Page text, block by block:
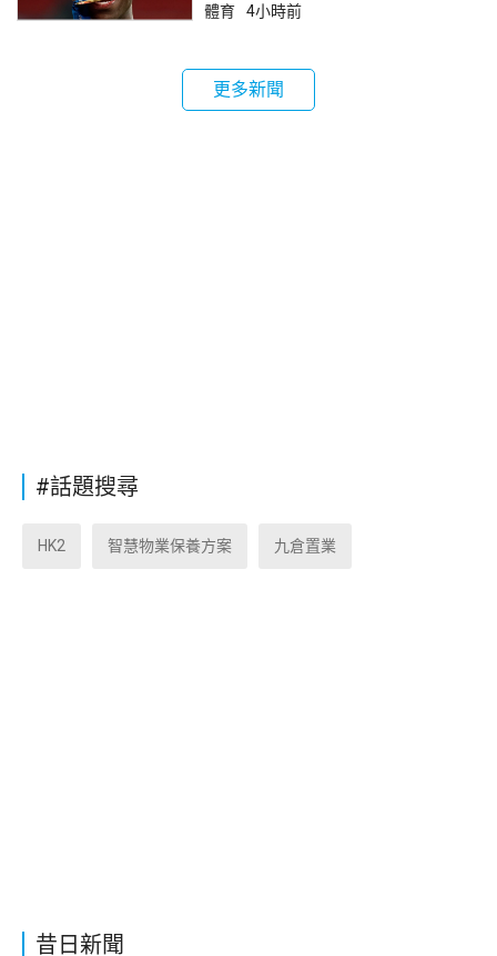
昔日新聞
體育 4小時前
更多新聞
#話題搜尋
HK2 智慧物業保養方案 九倉置業